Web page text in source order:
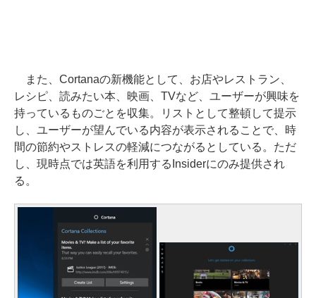
また、Cortanaの新機能として、お店やレストラン、
レシピ、読みたい本、映画、TVなど、ユーザーが興味を
持っているものごとを収集。リストとして整頓して提示
し、ユーザーが望んでいる内容が表示されることで、時
間の節約やストレスの軽減につながるとしている。ただ
し、現時点では英語を利用するInsiderにのみ提供され
る。